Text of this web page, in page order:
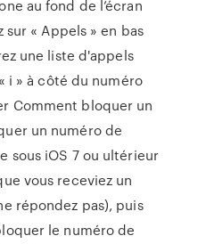
au fond de l’écran
« Appels » en bas
une liste d'appels
i » à côté du numéro
Comment bloquer un
un numéro de
sous iOS 7 ou ultérieur
vous receviez un
répondez pas), puis
le numéro de